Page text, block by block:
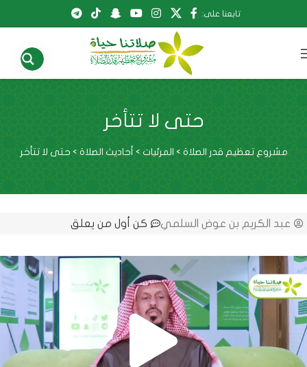
تابعنا على:
حتى لا تتأخر
مشروع تعظيم قدر الصلاة > المرئيات > أحاديث الصلاة > حتى لا تتأخر
عبد الكريم بن عوض السلمي كن أول من يعلق